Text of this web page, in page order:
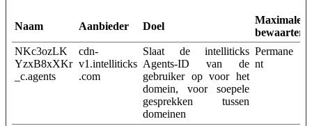
Naam Aanbieder Doel
Maximale
NKc3ozLK
YzxB8xXKr
_c.agents
cdn-
v1.intelliticks
.com
Slaat de intelliticks
Agents-ID van de
gebruiker op voor het
domein, voor soepele
gesprekken tussen
domeinen
Permane
nt